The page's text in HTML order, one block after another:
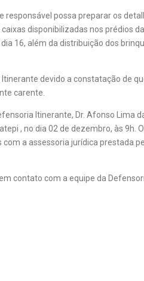
possa preparar os
disponibilizadas nos prédios
16, além da distribuição dos
devido a constatação de
carente.
Itinerante, Dr. Afonso Lima
, no dia 02 de dezembro, às 9h.
a assessoria jurídica prestada
contato com a equipe da